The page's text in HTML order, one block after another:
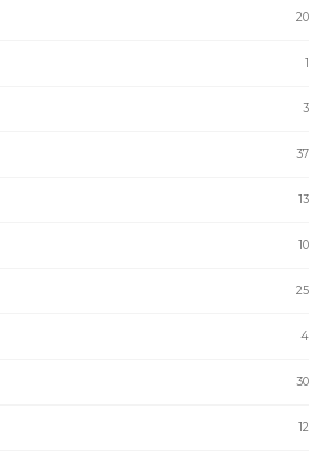
20
1
3
37
13
10
25
4
30
12